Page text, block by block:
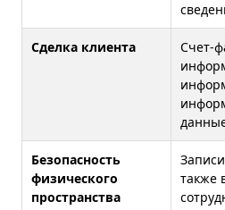
Сделка клиента
Счет-
Безопасность
физического
пространства
также